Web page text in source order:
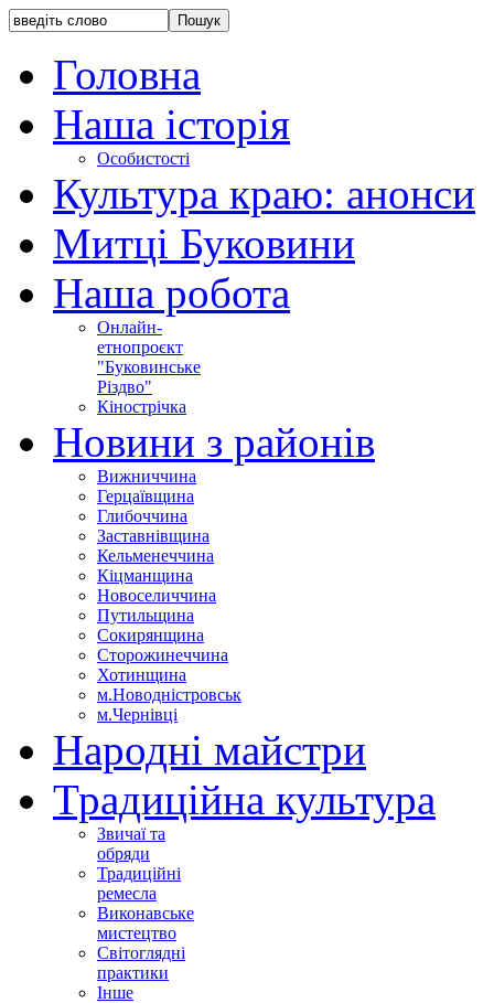
Головна
Наша історія
Особистості
Культура краю: анонси
Митці Буковини
Наша робота
Онлайн-
етнопроєкт
"Буковинське
Різдво"
Кінострічка
Новини з районів
Вижниччина
Герцаївщина
Глибоччина
Заставнівщина
Кельменеччина
Кіцманщина
Новоселиччина
Путильщина
Сокирянщина
Сторожинеччина
Хотинщина
м.Новодністровськ
м.Чернівці
Народні майстри
Традиційна культура
Звичаї та
обряди
Традиційні
ремесла
Виконавське
мистецтво
Світоглядні
практики
Інше